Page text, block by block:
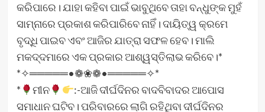
କରିପାରେ। ଯାହା କହିବା ପାଇଁ ଭାବୁଥିବେ ତାହା ବନ୍ଧୁଙ୍କ ମୁହଁ
ସାମ୍ନାରେ ପ୍ରକାଶ କରିପାରିବେ ନାହିଁ। ଦାୟିତ୍ୱ କ୍ରମେ
ବୃଦ୍ଧି ପାଇବ ଏବଂ ଆଜିର ଯାତ୍ରା ସଫଳ ହେବ। ମାଲି
ମକଦ୍ଦମାରେ ଏକ ପ୍ରକାର ଆଶ୍ୱସ୍ତିଲାଭ କରିବେ।*
*✧═════•❁❀❁•═════✧*
*
ମୀନ
:-ଆଜି ଦୀର୍ଘଦିନର ବାଦବିବାଦର ଆପୋସ
ସମାଧାନ ଘଟିବ। ପରିବାରରେ ଲାଗି ରହିଥିବା ଦୀର୍ଘଦିନର